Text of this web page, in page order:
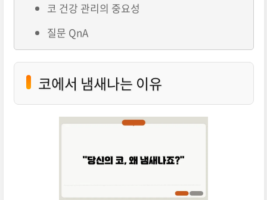
코 건강 관리의 중요성
질문 QnA
코에서 냄새나는 이유